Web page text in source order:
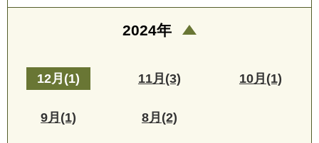
2024年
12月(1) 11月(3) 10月(1)
9月(1) 8月(2)